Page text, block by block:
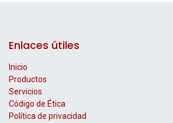
Enlaces útiles
Inicio
Productos
Servicios
Código de Ética
Política de privacidad